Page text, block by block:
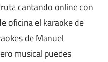
cantando online con
oficina el karaoke de
de Manuel
musical puedes